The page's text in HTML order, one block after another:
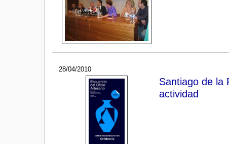
28/04/2010
Santiago de la
actividad